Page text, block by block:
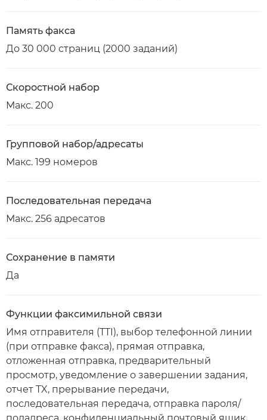
Память факса
До 30 000 страниц (2000 заданий)
Скоростной набор
Макс. 200
Групповой набор/адресаты
Макс. 199 номеров
Последовательная передача
Макс. 256 адресатов
Сохранение в памяти
Да
Функции факсимильной связи
Имя отправителя (TTI), выбор телефонной линии
(при отправке факса), прямая отправка,
отложенная отправка, предварительный
просмотр, уведомление о завершении задания,
отчет TX, прерывание передачи,
последовательная передача, отправка пароля/